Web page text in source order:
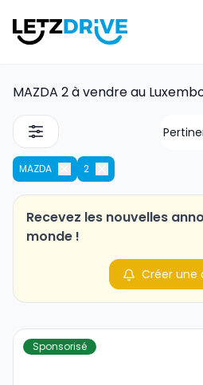
MAZDA 2 à vendre au
MAZDA 2
Recevez les nouvelles
monde !
Créer une
Sponsorisé